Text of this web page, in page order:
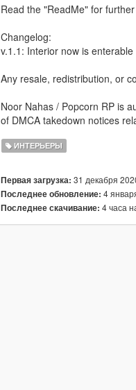
Read the "ReadMe" for
Changelog:
v.1.1: Interior now is enterable
Any resale, redistribution, or
Noor Nahas / Popcorn RP is
of DMCA takedown notices
ИНТЕРЬЕРЫ
Первая загрузка: 31 декабря
Последнее обновление: 4
Последнее скачивание: 4 часа